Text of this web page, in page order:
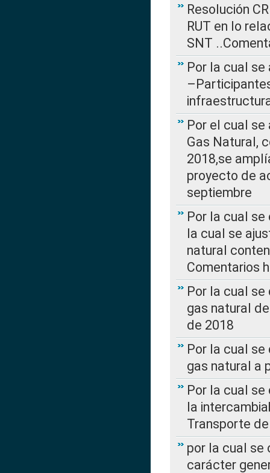
Resolución
RUT en lo
SNT
Por la cual se
Por el cual
Gas Natural,
2018,se
proyecto de
septiembre
Por la cual se
la cual se
natural
Comentarios
Por la cual
gas natural
de 2018
Por la cual
gas natural a
Por la cual
la
Transporte
por la cual se
carácter